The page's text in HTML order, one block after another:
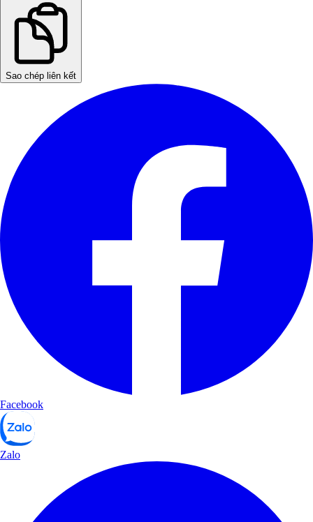
Sao chép liên kết
Facebook
Zalo